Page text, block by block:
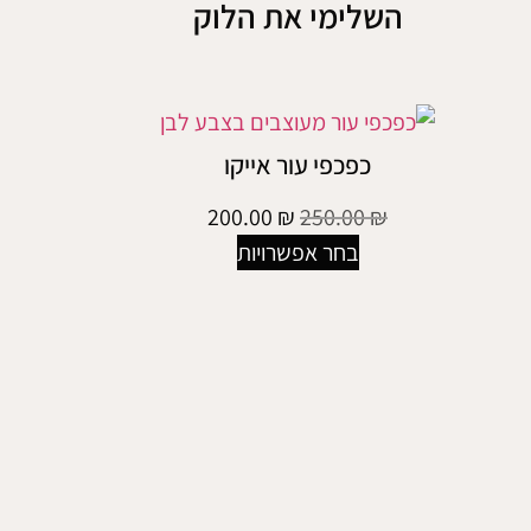
השלימי את הלוק
כפכפי עור אייקו
250.00₪
200.00 ₪
בחר אפשרויות